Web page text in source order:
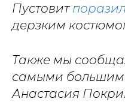
Пустовит
дерзким
Также мы
самыми
Анастасия